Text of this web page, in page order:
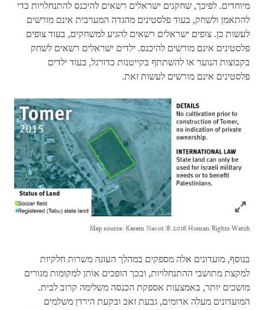
מיוחדים. לפיכך, שחקנים ישראלים רשאים להיכנס להתנחלויות כדי
להתאמן ולשחק, בעוד פלסטינים מהגדה המערבית אינם מורשים
לעשות כן. צופים ישראלים רשאים להגיע למשחקים, בעוד צופים
פלסטינים אינם מורשים להיכנס. ילדים ישראלים רשאים לשחק
בקבוצות הנוער או להשתתף בקייטנות כדורגל, בעוד ילדים
פלסטינים אינם מורשים לעשות זאת.
Click to expand Image
Map source: Kerem Navot © 2016 Human Rights Watch
בנוסף, מועדונים אלה מספקים במהלך העונה משרות חלקיות
למקצת מתושבי ההתנחלויות, ובכך הופכים אותן למקומות מגורים
מושכים יותר, באמצעות אספקת הכנסה משלימה קרוב לבית.
המועדונים מעלה אדומים, גבעת זאב ובקעת הירדן משלמים